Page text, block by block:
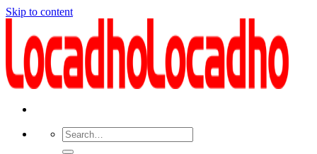
Skip to content